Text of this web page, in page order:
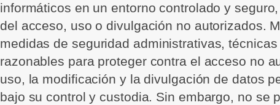
informáticos en un entorno controlado y
del acceso, uso o divulgación no autorizados.
medidas de seguridad administrativas,
razonables para proteger contra el acceso no
uso, la modificación y la divulgación de datos
bajo su control y custodia. Sin embargo, no se